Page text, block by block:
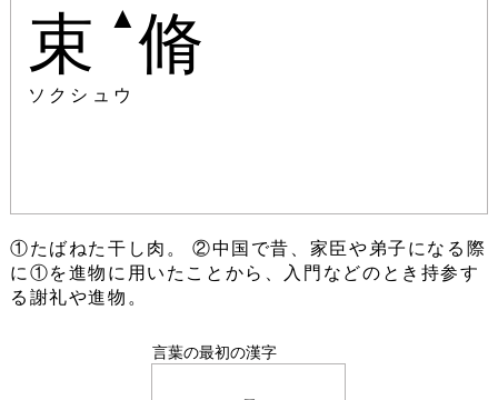
束 ▲ 脩
ソクシュウ
①たばねた干し肉。 ②中国で昔、家臣や弟子になる際
に①を進物に用いたことから、入門などのとき持参す
る謝礼や進物。
言葉の最初の漢字